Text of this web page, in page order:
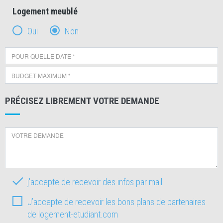
Logement meublé
Oui
Non
PRÉCISEZ LIBREMENT VOTRE DEMANDE
j'accepte de recevoir des infos par mail
J’accepte de recevoir les bons plans de partenaires
de logement-etudiant.com